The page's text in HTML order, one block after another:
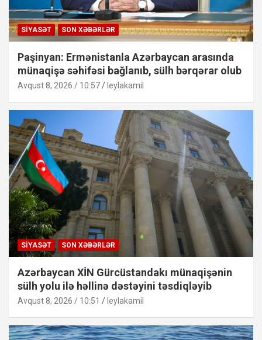
SIYASƏT SON XƏBƏRLƏR
Paşinyan: Ermənistanla Azərbaycan arasında
münaqişə səhifəsi bağlanıb, sülh bərqərar olub
Avqust 8, 2026 / 10:57 leylakamil
SIYASƏT SON XƏBƏRLƏR
Azərbaycan XİN Gürcüstandakı münaqişənin
sülh yolu ilə həllinə dəstəyini təsdiqləyib
Avqust 8, 2026 / 10:51 leylakamil